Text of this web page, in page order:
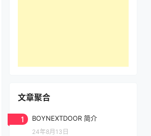
文章聚合
1 BOYNEXTDOOR 简介
24年8月13日